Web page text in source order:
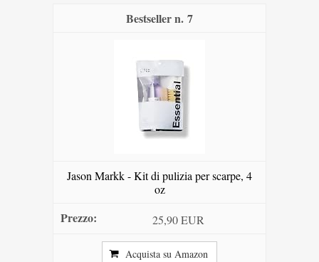
7
Jason Markk - Kit di pulizia per scarpe, 4
oz
25,90 EUR
Acquista su Amazon